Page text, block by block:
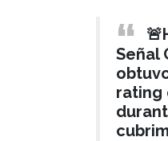
Señal
rating